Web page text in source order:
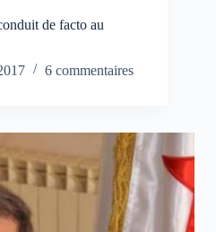
de facto au
6 commentaires